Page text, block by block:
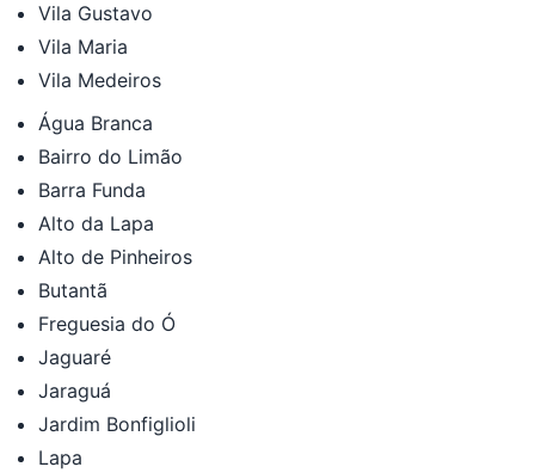
Vila Gustavo
Vila Maria
Vila Medeiros
Água Branca
Bairro do Limão
Barra Funda
Alto da Lapa
Alto de Pinheiros
Butantã
Freguesia do Ó
Jaguaré
Jaraguá
Jardim Bonfiglioli
Lapa